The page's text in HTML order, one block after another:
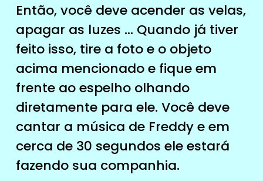
Então, você deve acender as velas,
apagar as luzes … Quando já tiver
feito isso, tire a foto e o objeto
acima mencionado e fique em
frente ao espelho olhando
diretamente para ele. Você deve
cantar a música de Freddy e em
cerca de 30 segundos ele estará
fazendo sua companhia.